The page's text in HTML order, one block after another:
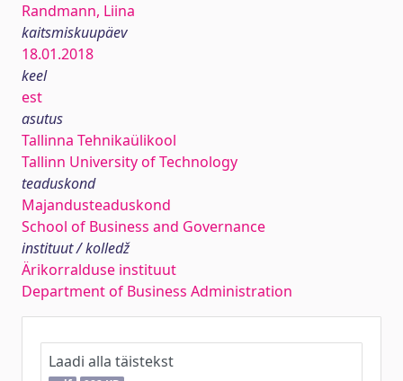
Randmann, Liina
kaitsmiskuupäev
18.01.2018
keel
est
asutus
Tallinna Tehnikaülikool
Tallinn University of Technology
teaduskond
Majandusteaduskond
School of Business and Governance
instituut / kolledž
Ärikorralduse instituut
Department of Business Administration
Laadi alla täistekst